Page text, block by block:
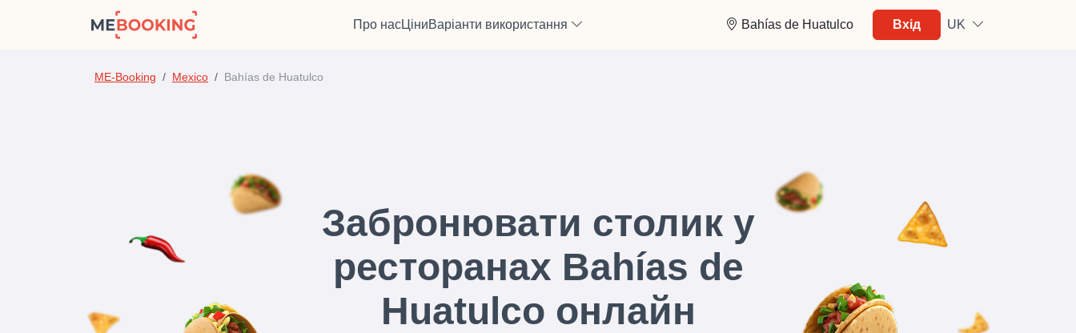
Про насЦіниВаріанти використання Bahías de Huatulco Вхід UK
ME-Booking Mexico Bahías de Huatulco
Забронювати столик у
ресторанах Bahías de
Huatulco онлайн